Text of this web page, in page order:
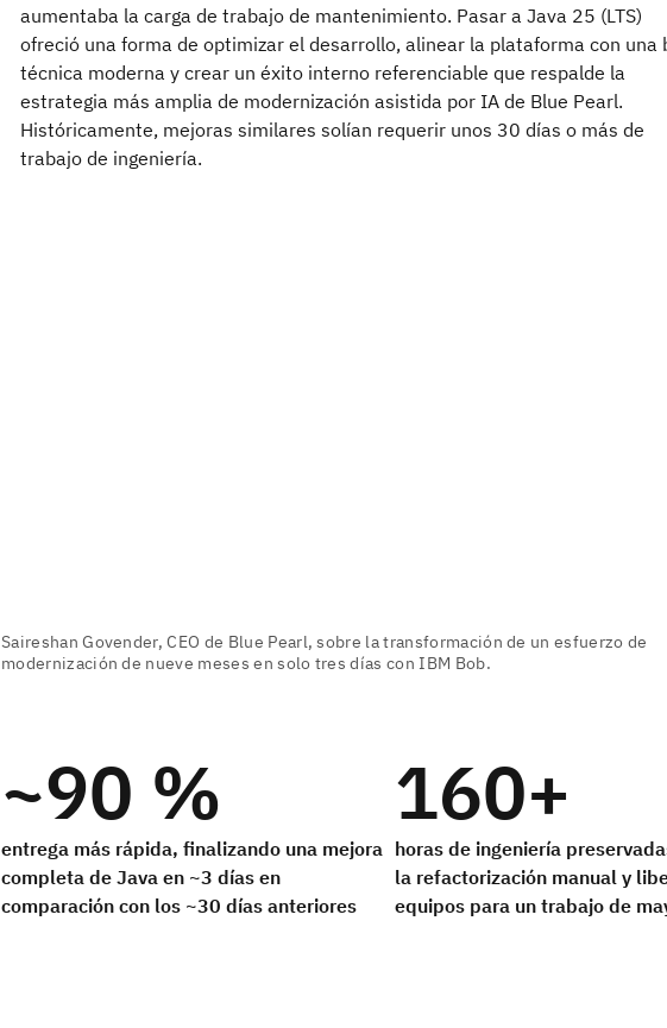
aumentaba la carga de trabajo de mantenimiento. Pasar a Java 25 (LTS)
ofreció una forma de optimizar el desarrollo, alinear la plataforma con una
técnica moderna y crear un éxito interno referenciable que respalde la
estrategia más amplia de modernización asistida por IA de Blue Pearl.
Históricamente, mejoras similares solían requerir unos 30 días o más de
trabajo de ingeniería.
~90 %
entrega más rápida, finalizando una mejora
completa de Java en ~3 días en
comparación con los ~30 días anteriores
160+
horas de ingeniería
la refactorización manual y
equipos para un trabajo de